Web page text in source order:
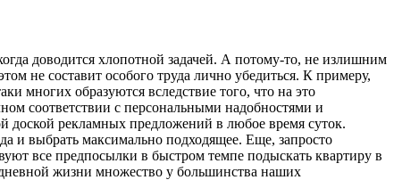
доводится хлопотной задачей. А потому-то, не излишним
не составит особого труда лично убедиться. К примеру,
многих образуются вследствие того, что на это
соответствии с персональными надобностями и
доской рекламных предложений в любое время суток.
и выбрать максимально подходящее. Еще, запросто
все предпосылки в быстром темпе подыскать квартиру в
жизни множество у большинства наших